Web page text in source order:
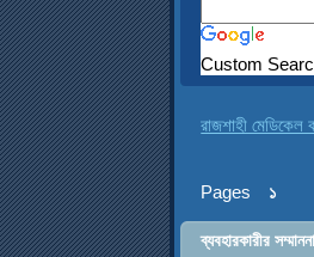
Custom
রাজশাহী
Pages ১
ব্যবহারকারীর